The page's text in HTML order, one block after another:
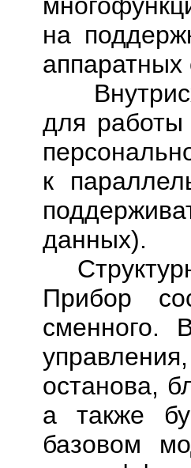
на
аппаратных
для работы
к
данных).
Прибор
сменного.
останова,
а также
базовом